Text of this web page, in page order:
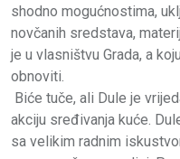
shodno mogućnostima,
novčanih sredstava,
je u vlasništvu Grada, a
obnoviti.
Biće tuče, ali Dule je
akciju sređivanja kuće.
sa velikim radnim